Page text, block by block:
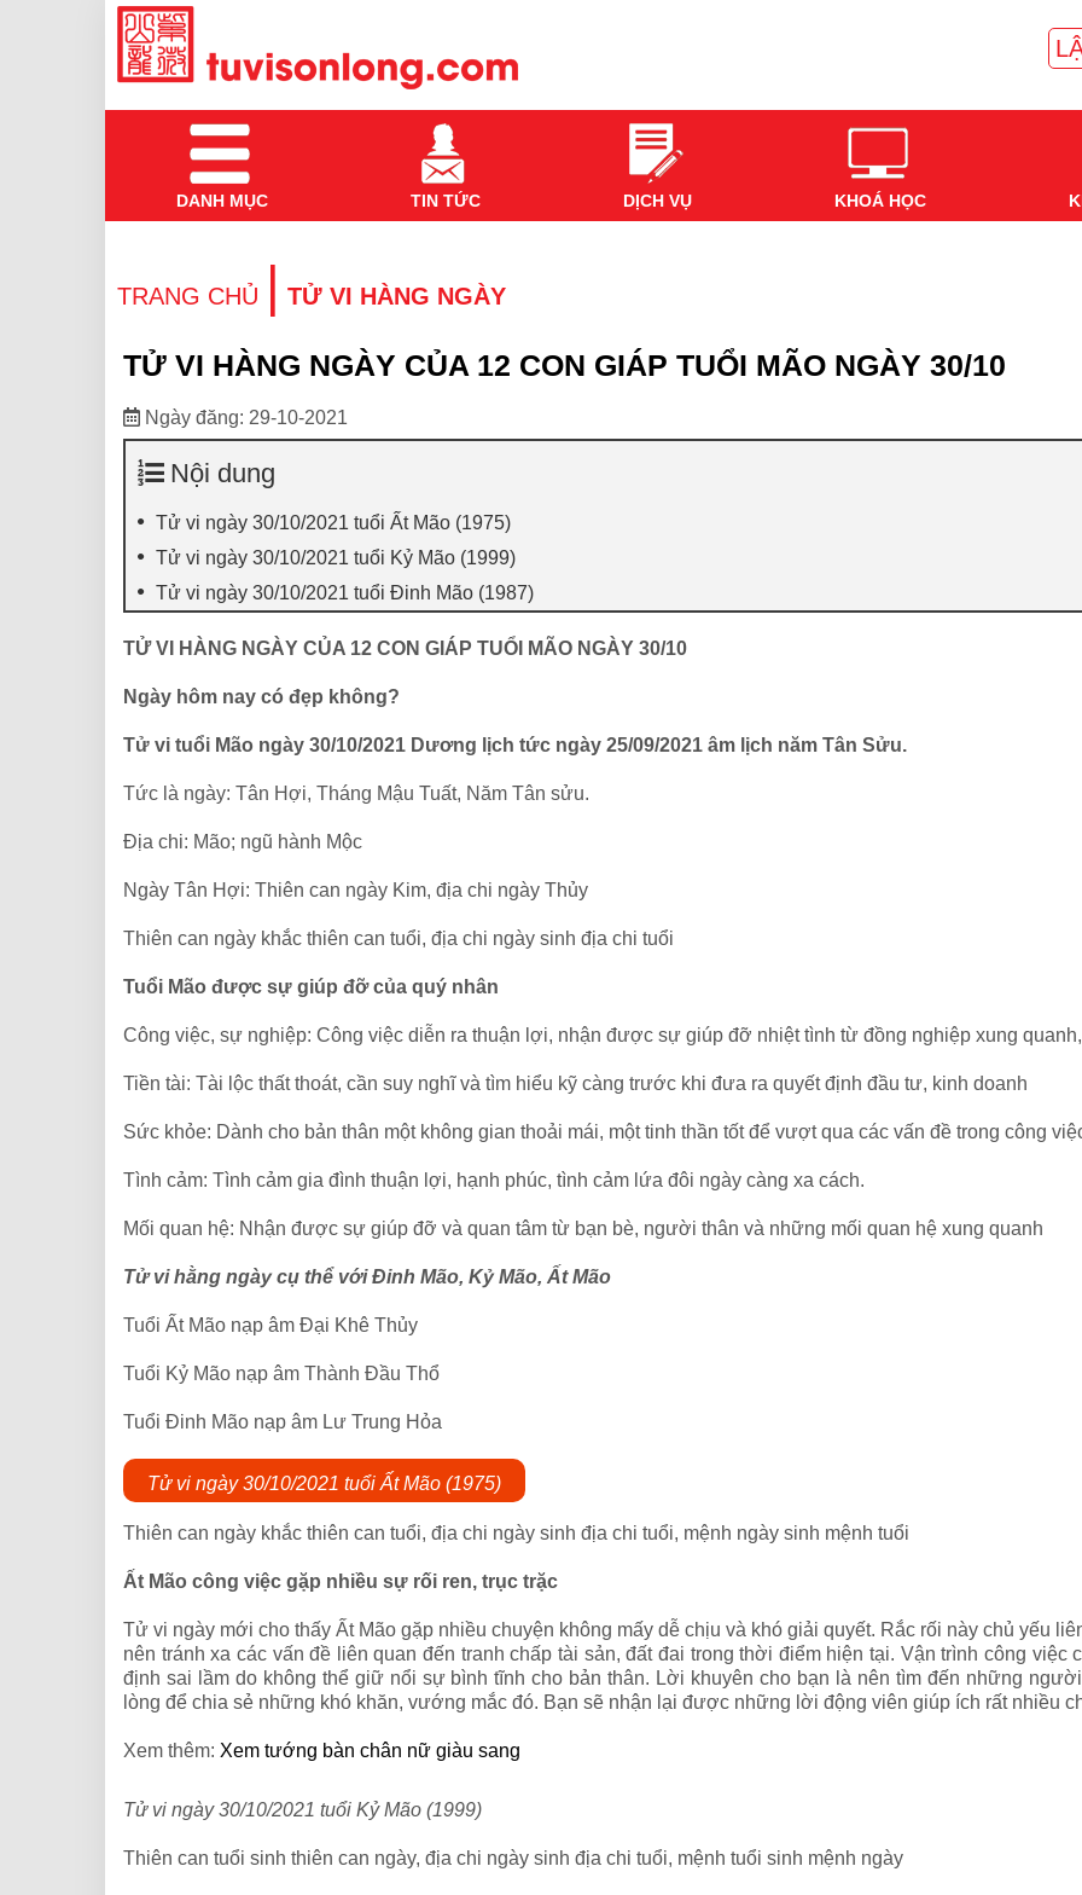
DANH MỤC TIN TỨC DỊCH VỤ KHOÁ HỌC
TRANG CHỦ | TỬ VI HÀNG NGÀY
TỬ VI HÀNG NGÀY CỦA 12 CON GIÁP TUỔI MÃO NGÀY 30/10
Ngày đăng: 29-10-2021
Nội dung
Tử vi ngày 30/10/2021 tuổi Ất Mão (1975)
Tử vi ngày 30/10/2021 tuổi Kỷ Mão (1999)
Tử vi ngày 30/10/2021 tuổi Đinh Mão (1987)
TỬ VI HÀNG NGÀY CỦA 12 CON GIÁP TUỔI MÃO NGÀY 30/10
Ngày hôm nay có đẹp không?
Tử vi tuổi Mão ngày 30/10/2021 Dương lịch tức ngày 25/09/2021 âm lịch năm Tân Sửu.
Tức là ngày: Tân Hợi, Tháng Mậu Tuất, Năm Tân sửu.
Địa chi: Mão; ngũ hành Mộc
Ngày Tân Hợi: Thiên can ngày Kim, địa chi ngày Thủy
Thiên can ngày khắc thiên can tuổi, địa chi ngày sinh địa chi tuổi
Tuổi Mão được sự giúp đỡ của quý nhân
Công việc, sự nghiệp: Công việc diễn ra thuận lợi, nhận được sự giúp đỡ nhiệt tình từ đồng nghiệp xung
Tiền tài: Tài lộc thất thoát, cần suy nghĩ và tìm hiểu kỹ càng trước khi đưa ra quyết định đầu tư, kinh doanh
Sức khỏe: Dành cho bản thân một không gian thoải mái, một tinh thần tốt để vượt qua các vấn đề trong công
Tình cảm: Tình cảm gia đình thuận lợi, hạnh phúc, tình cảm lứa đôi ngày càng xa cách.
Mối quan hệ: Nhận được sự giúp đỡ và quan tâm từ bạn bè, người thân và những mối quan hệ xung quanh
Tử vi hằng ngày cụ thể với Đinh Mão, Kỷ Mão, Ất Mão
Tuổi Ất Mão nạp âm Đại Khê Thủy
Tuổi Kỷ Mão nạp âm Thành Đầu Thổ
Tuổi Đinh Mão nạp âm Lư Trung Hỏa
Tử vi ngày 30/10/2021 tuổi Ất Mão (1975)
Thiên can ngày khắc thiên can tuổi, địa chi ngày sinh địa chi tuổi, mệnh ngày sinh mệnh tuổi
Ất Mão công việc gặp nhiều sự rối ren, trục trặc
Tử vi ngày mới cho thấy Ất Mão gặp nhiều chuyện không mấy dễ chịu và khó giải quyết. Rắc rối này chủ yếu
nên tránh xa các vấn đề liên quan đến tranh chấp tài sản, đất đai trong thời điểm hiện tại. Vận trình công
định sai lầm do không thể giữ nổi sự bình tĩnh cho bản thân. Lời khuyên cho bạn là nên tìm đến những
lòng để chia sẻ những khó khăn, vướng mắc đó. Bạn sẽ nhận lại được những lời động viên giúp ích rất nhiều
Xem thêm: Xem tướng bàn chân nữ giàu sang
Tử vi ngày 30/10/2021 tuổi Kỷ Mão (1999)
Thiên can tuổi sinh thiên can ngày, địa chi ngày sinh địa chi tuổi, mệnh tuổi sinh mệnh ngày